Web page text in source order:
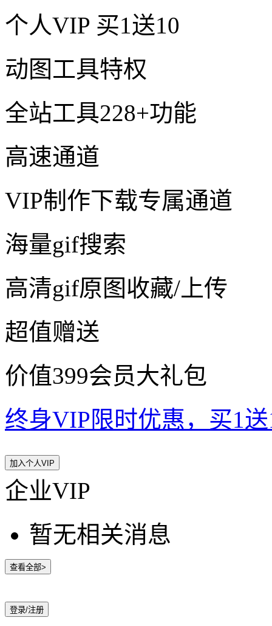
个人VIP 买1送10
动图工具特权
全站工具228+功能
高速通道
VIP制作下载专属通道
海量gif搜索
高清gif原图收藏/上传
超值赠送
价值399会员大礼包
终身VIP限时优惠，买1
加入个人VIP
企业VIP
暂无相关消息
查看全部>
登录/注册